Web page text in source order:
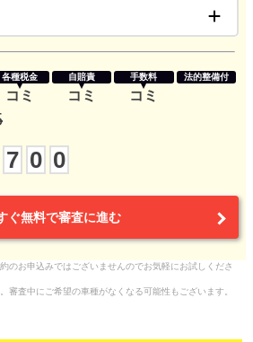
各種税金
コミ
自賠責
コミ
手数料
コミ
法的整備付
7 0 0
ぐ無料で審査に進む
のお申込みではございませんのでお気軽にお試しくださ
審査中にご希望の車種がなくなる可能性もございます。